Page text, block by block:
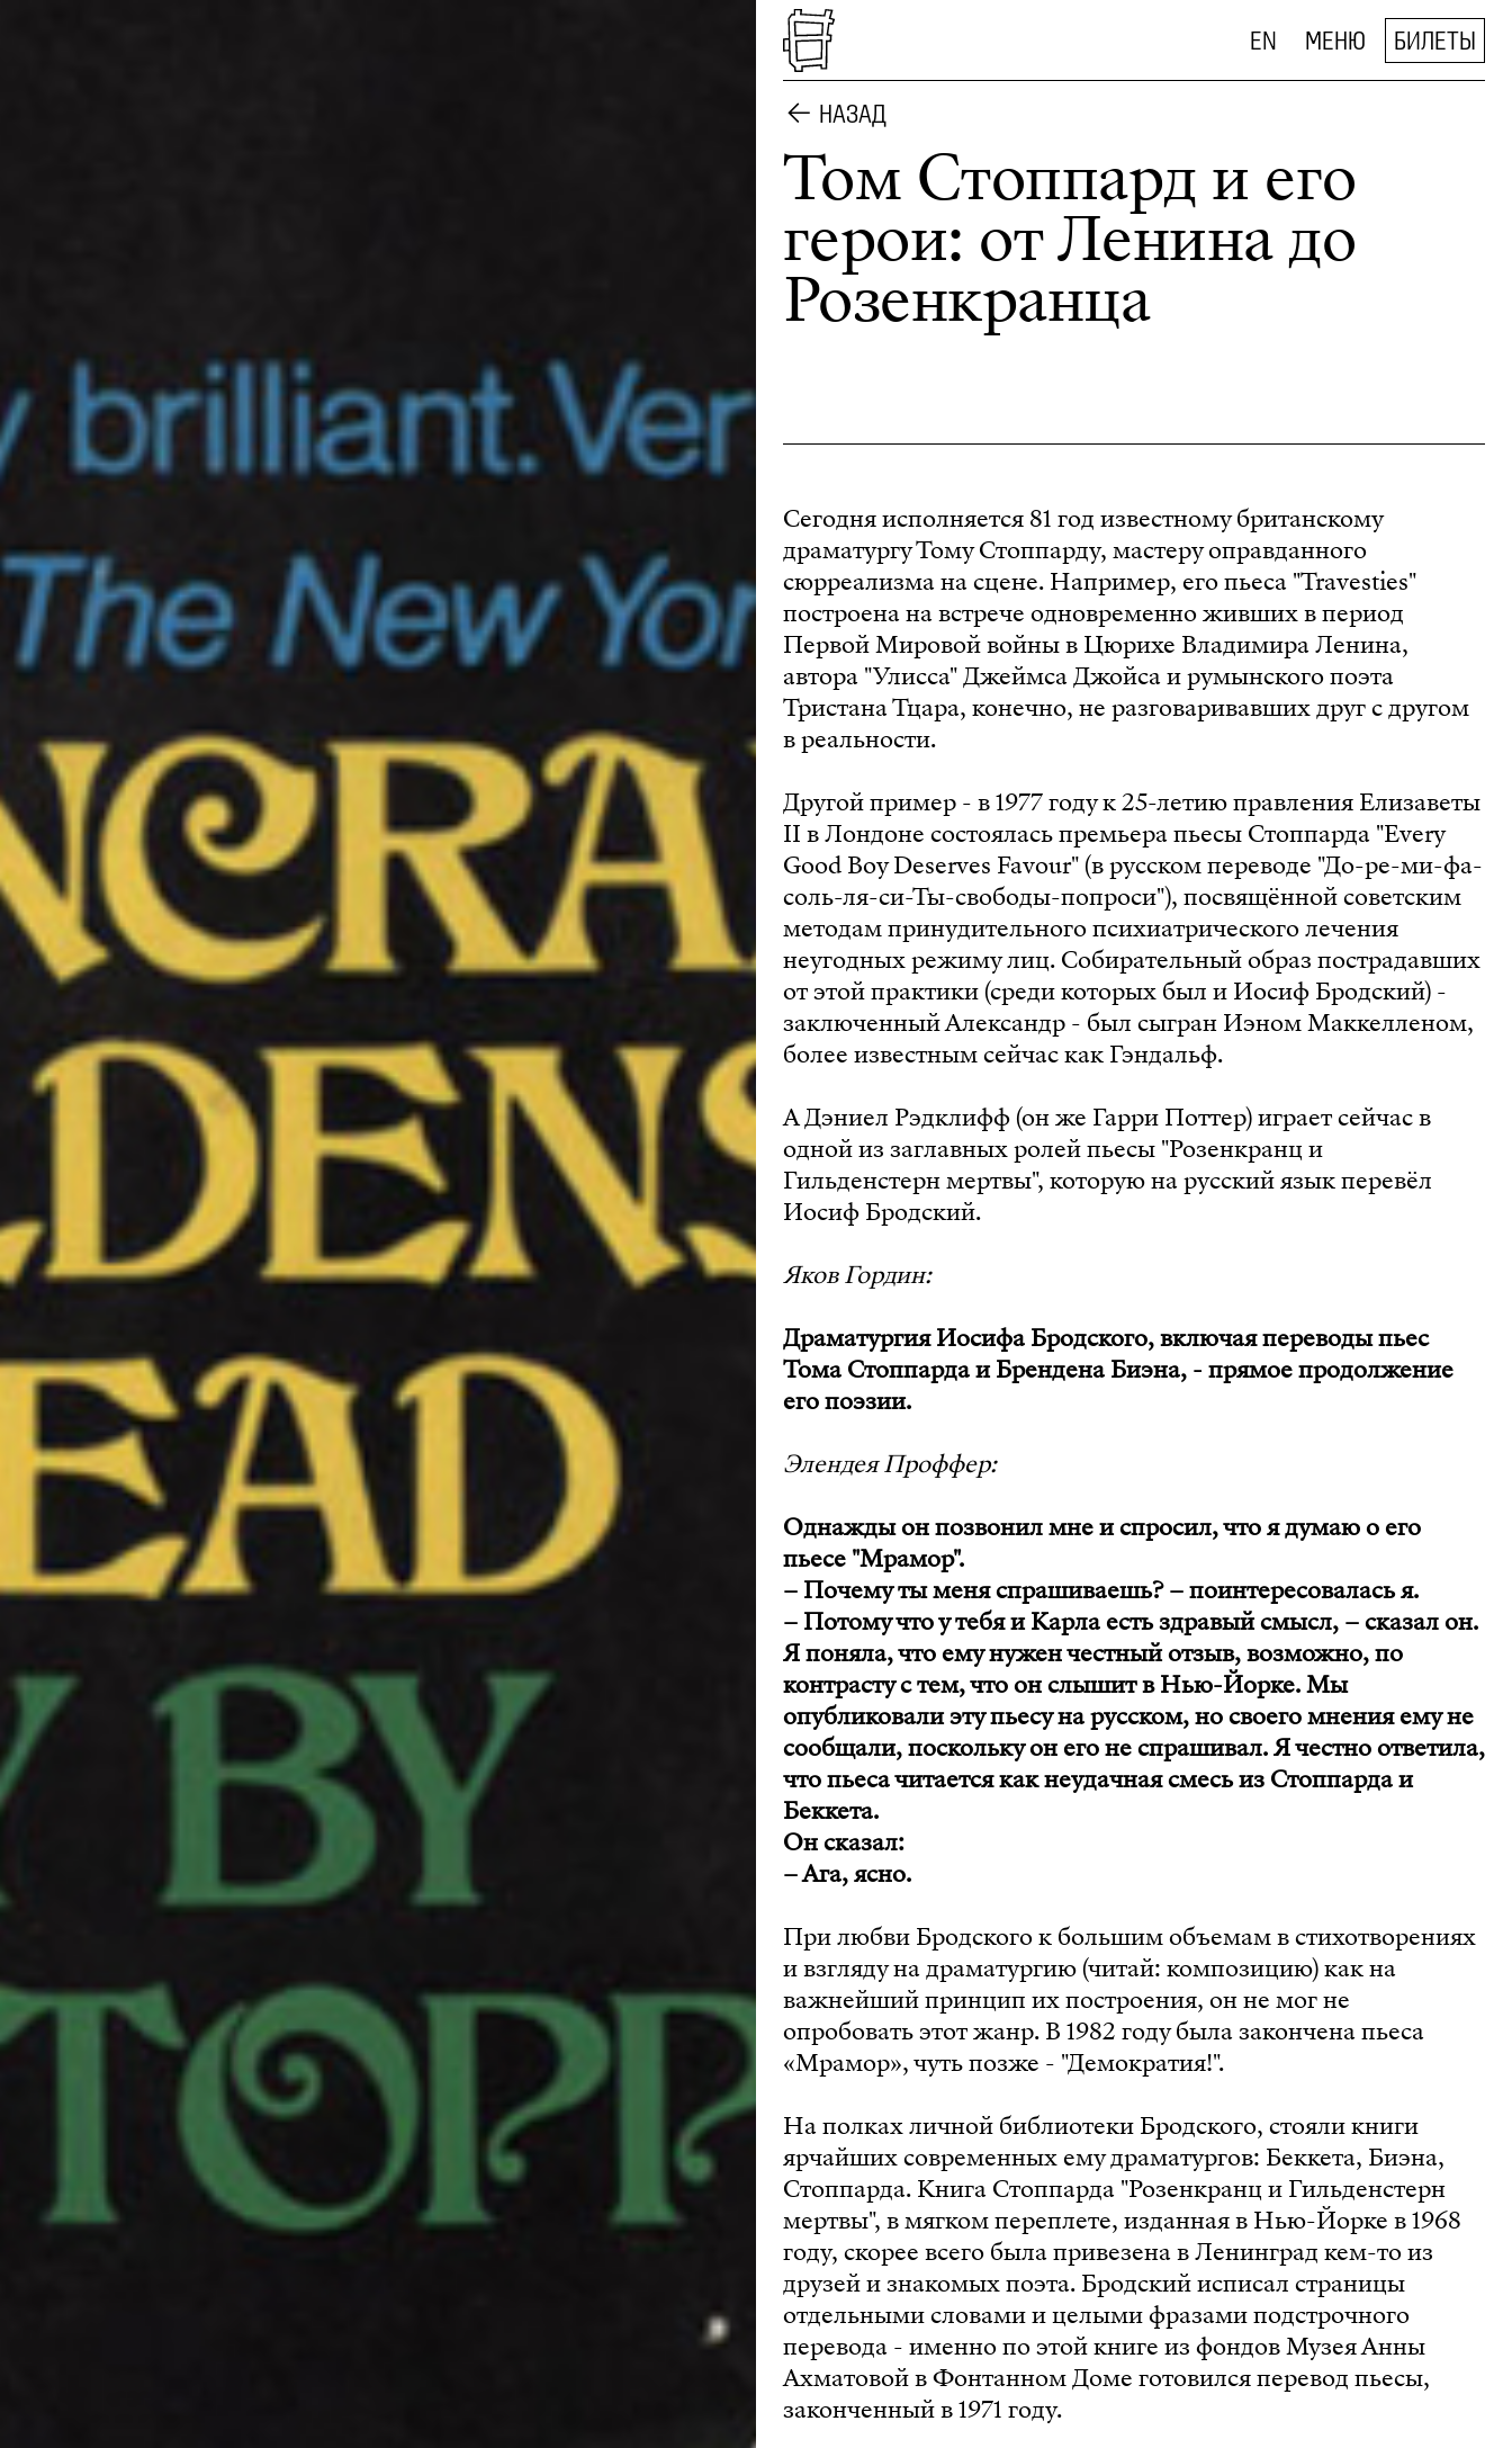
EN МЕНЮ БИЛЕТЫ
НАЗАД
Том Стоппард и его
герои: от Ленина до
Розенкранца
Сегодня исполняется 81 год известному британскому
драматургу Тому Стоппарду, мастеру оправданного
сюрреализма на сцене. Например, его пьеса "Travesties"
построена на встрече одновременно живших в период
Первой Мировой войны в Цюрихе Владимира Ленина,
автора "Улисса" Джеймса Джойса и румынского поэта
Тристана Тцара, конечно, не разговаривавших друг с другом
в реальности.
Другой пример - в 1977 году к 25-летию правления Елизаветы
II в Лондоне состоялась премьера пьесы Стоппарда "Every
Good Boy Deserves Favour" (в русском переводе "До-ре-ми-фа-
соль-ля-си-Ты-свободы-попроси"), посвящённой советским
методам принудительного психиатрического лечения
неугодных режиму лиц. Собирательный образ пострадавших
от этой практики (среди которых был и Иосиф Бродский) -
заключенный Александр - был сыгран Иэном Маккелленом,
более известным сейчас как Гэндальф.
А Дэниел Рэдклифф (он же Гарри Поттер) играет сейчас в
одной из заглавных ролей пьесы "Розенкранц и
Гильденстерн мертвы", которую на русский язык перевёл
Иосиф Бродский.
Яков Гордин:
Драматургия Иосифа Бродского, включая переводы пьес
Тома Стоппарда и Брендена Биэна, - прямое продолжение
его поэзии.
Элендея Проффер:
Однажды он позвонил мне и спросил, что я думаю о его
пьесе "Мрамор".
– Почему ты меня спрашиваешь? – поинтересовалась я.
– Потому что у тебя и Карла есть здравый смысл, – сказал он.
Я поняла, что ему нужен честный отзыв, возможно, по
контрасту с тем, что он слышит в Нью-Йорке. Мы
опубликовали эту пьесу на русском, но своего мнения ему не
сообщали, поскольку он его не спрашивал. Я честно ответила,
что пьеса читается как неудачная смесь из Стоппарда и
Беккета.
Он сказал:
– Ага, ясно.
При любви Бродского к большим объемам в стихотворениях
и взгляду на драматургию (читай: композицию) как на
важнейший принцип их построения, он не мог не
опробовать этот жанр. В 1982 году была закончена пьеса
«Мрамор», чуть позже - "Демократия!".
На полках личной библиотеки Бродского, стояли книги
ярчайших современных ему драматургов: Беккета, Биэна,
Стоппарда. Книга Стоппарда "Розенкранц и Гильденстерн
мертвы", в мягком переплете, изданная в Нью-Йорке в 1968
году, скорее всего была привезена в Ленинград кем-то из
друзей и знакомых поэта. Бродский исписал страницы
отдельными словами и целыми фразами подстрочного
перевода - именно по этой книге из фондов Музея Анны
Ахматовой в Фонтанном Доме готовился перевод пьесы,
законченный в 1971 году.